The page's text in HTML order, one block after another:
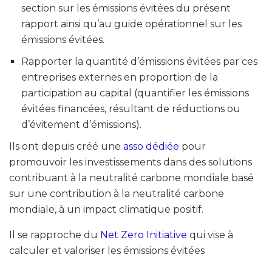
section sur les émissions évitées du présent
rapport ainsi qu’au guide opérationnel sur les
émissions évitées.
Rapporter la quantité d’émissions évitées par ces
entreprises externes en proportion de la
participation au capital (quantifier les émissions
évitées financées, résultant de réductions ou
d’évitement d’émissions).
Ils ont depuis créé une asso dédiée pour
promouvoir les investissements dans des solutions
contribuant à la neutralité carbone mondiale basé
sur une contribution à la neutralité carbone
mondiale, à un impact climatique positif.
Il se rapproche du Net Zero Initiative qui vise à
calculer et valoriser les émissions évitées